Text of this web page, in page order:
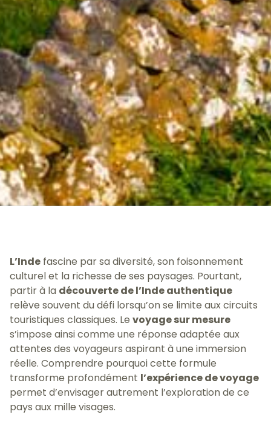
L’Inde fascine par sa diversité, son foisonnement
culturel et la richesse de ses paysages. Pourtant,
partir à la découverte de l’Inde authentique
relève souvent du défi lorsqu’on se limite aux circuits
touristiques classiques. Le voyage sur mesure
s’impose ainsi comme une réponse adaptée aux
attentes des voyageurs aspirant à une immersion
réelle. Comprendre pourquoi cette formule
transforme profondément l’expérience de voyage
permet d’envisager autrement l’exploration de ce
pays aux mille visages.